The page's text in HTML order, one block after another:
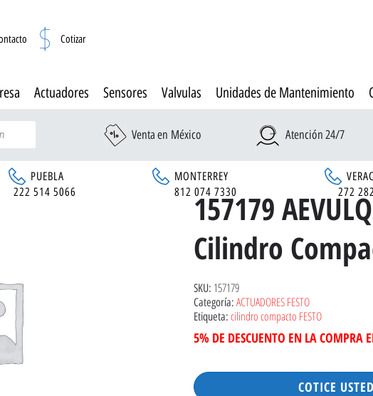
Cotizar
Actuadores Sensores Valvulas Unidades de Mantenimiento
Venta en México Atención 24/7
PUEBLA MONTERREY
222 514 5066
812 074 7330 272
157179
Cilindro
SKU: 157179
Categoría: ACTUADORES FESTO
Etiqueta: cilindro compacto FESTO
5% DE DESCUENTO EN LA COMPRA
COTICE